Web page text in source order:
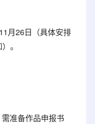
月26日（具体安排
。
需准备作品申报书